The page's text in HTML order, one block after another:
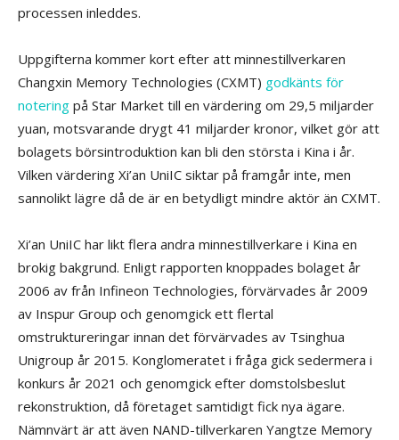
processen inleddes.
Uppgifterna kommer kort efter att minnestillverkaren
Changxin Memory Technologies (CXMT) godkänts för
notering på Star Market till en värdering om 29,5 miljarder
yuan, motsvarande drygt 41 miljarder kronor, vilket gör att
bolagets börsintroduktion kan bli den största i Kina i år.
Vilken värdering Xi’an UniIC siktar på framgår inte, men
sannolikt lägre då de är en betydligt mindre aktör än CXMT.
Xi’an UniIC har likt flera andra minnestillverkare i Kina en
brokig bakgrund. Enligt rapporten knoppades bolaget år
2006 av från Infineon Technologies, förvärvades år 2009
av Inspur Group och genomgick ett flertal
omstruktureringar innan det förvärvades av Tsinghua
Unigroup år 2015. Konglomeratet i fråga gick sedermera i
konkurs år 2021 och genomgick efter domstolsbeslut
rekonstruktion, då företaget samtidigt fick nya ägare.
Nämnvärt är att även NAND-tillverkaren Yangtze Memory